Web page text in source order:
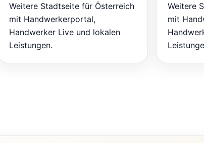
Weitere Stadtseite für Österreich
mit Handwerkerportal,
Handwerker Live und lokalen
Leistungen.
Weitere
mit